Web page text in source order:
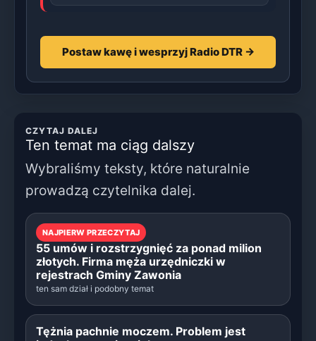
Postaw kawę i wesprzyj Radio DTR →
CZYTAJ DALEJ
Ten temat ma ciąg dalszy
Wybraliśmy teksty, które naturalnie
prowadzą czytelnika dalej.
NAJPIERW PRZECZYTAJ
55 umów i rozstrzygnięć za ponad milion
złotych. Firma męża urzędniczki w
rejestrach Gminy Zawonia
ten sam dział i podobny temat
Tężnia pachnie moczem. Problem jest